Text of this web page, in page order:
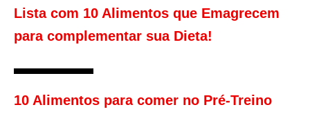
Lista com 10 Alimentos que Emagrecem
para complementar sua Dieta!
10 Alimentos para comer no Pré-Treino